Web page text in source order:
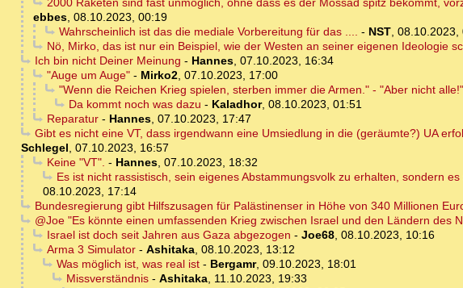
2000 Raketen sind fast unmöglich, ohne dass es der Mossad spitz bekommt,
ebbes, 08.10.2023, 00:19
Wahrscheinlich ist das die mediale Vorbereitung für das .... - NST, 08.10.2023,
Nö, Mirko, das ist nur ein Beispiel, wie der Westen an seiner eigenen Ideologie
Ich bin nicht Deiner Meinung - Hannes, 07.10.2023, 16:34
"Auge um Auge"- Mirko2, 07.10.2023, 17:00
"Wenn die Reichen Krieg spielen, sterben immer die Armen." - "Aber nicht
Da kommt noch was dazu - Kaladhor, 08.10.2023, 01:51
Reparatur- Hannes, 07.10.2023, 17:47
Gibt es nicht eine VT, dass irgendwann eine Umsiedlung in die (geräumte?) UA
Schlegel, 07.10.2023, 16:57
Keine "VT". - Hannes, 07.10.2023, 18:32
Es ist nicht rassistisch, sein eigenes Abstammungsvolk zu erhalten, sondern
08.10.2023, 17:14
Bundesregierung gibt Hilfszusagen für Palästinenser in Höhe von 340 Millionen
@Joe "Es könnte einen umfassenden Krieg zwischen Israel und den Ländern des
Israel ist doch seit Jahren aus Gaza abgezogen - Joe68, 08.10.2023, 10:16
Arma 3 Simulator- Ashitaka, 08.10.2023, 13:12
Was möglich ist, was real ist- Bergamr, 09.10.2023, 18:01
Missverständnis- Ashitaka, 11.10.2023, 19:33